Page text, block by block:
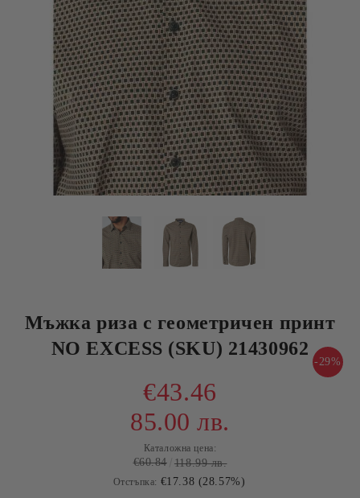
Мъжка риза с геометричен принт
NO EXCESS (SKU) 21430962
-29%
€43.46
85.00 лв.
Каталожна цена:
€60.84 118.99 лв.
Отстъпка: €17.38 (28.57%)